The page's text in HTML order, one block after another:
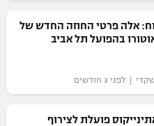
אלה פרטי החוזה החדש של
בהפועל תל אביב
| לפני 3 חודשים
פועלת לצירוף